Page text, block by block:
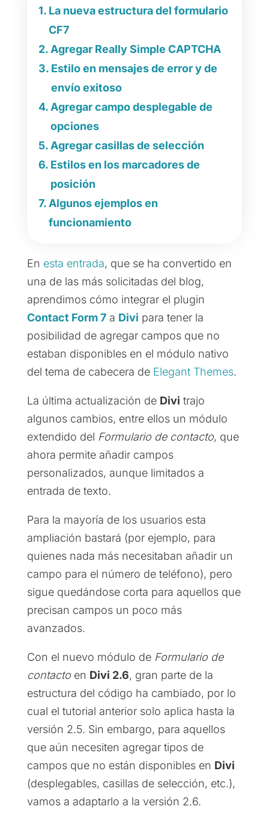
La nueva estructura del formulario
CF7
Agregar Really Simple CAPTCHA
Estilo en mensajes de error y de
envío exitoso
Agregar campo desplegable de
opciones
Agregar casillas de selección
Estilos en los marcadores de
posición
Algunos ejemplos en
funcionamiento
En esta entrada, que se ha convertido en
una de las más solicitadas del blog,
aprendimos cómo integrar el plugin
Contact Form 7a Divi para tener la
posibilidad de agregar campos que no
estaban disponibles en el módulo nativo
del tema de cabecera de Elegant Themes.
La última actualización de Divi trajo
algunos cambios, entre ellos un módulo
extendido del Formulario de contacto, que
ahora permite añadir campos
personalizados, aunque limitados a
entrada de texto.
Para la mayoría de los usuarios esta
ampliación bastará (por ejemplo, para
quienes nada más necesitaban añadir un
campo para el número de teléfono), pero
sigue quedándose corta para aquellos que
precisan campos un poco más
avanzados.
Con el nuevo módulo de Formulario de
contactoen Divi 2.6, gran parte de la
estructura del código ha cambiado, por lo
cual el tutorial anterior solo aplica hasta la
versión 2.5. Sin embargo, para aquellos
que aún necesiten agregar tipos de
campos que no están disponibles en Divi
(desplegables, casillas de selección, etc.),
vamos a adaptarlo a la versión 2.6.